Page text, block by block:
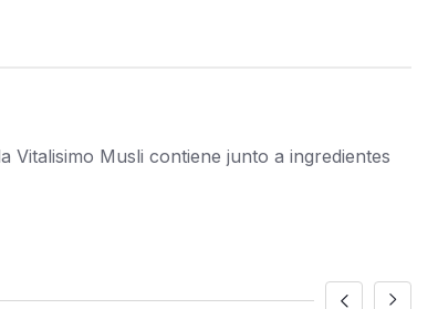
Vitalisimo Musli contiene junto a ingredientes